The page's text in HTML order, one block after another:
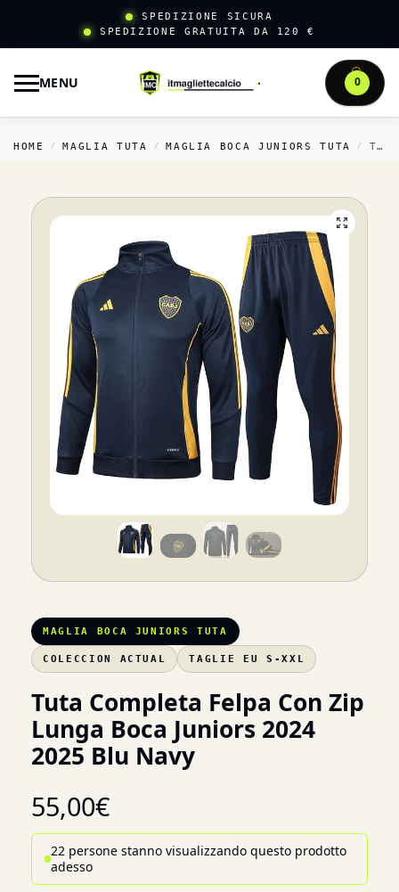
SPEDIZIONE SICURA
SPEDIZIONE GRATUITA DA 120 €
MENU 0
HOME / MAGLIA TUTA / MAGLIA BOCA JUNIORS TUTA / TUTA COMPLETA FELPA CON ZIP LUNGA BOCA JUNIORS 2024 2025 BLU NAVY
MAGLIA BOCA JUNIORS TUTA
COLECCION ACTUAL TAGLIE EU S-XXL
Tuta Completa Felpa Con Zip
Lunga Boca Juniors 2024
2025 Blu Navy
55,00€
22 persone stanno visualizzando questo prodotto
adesso